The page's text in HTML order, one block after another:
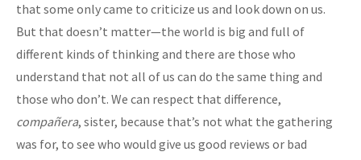
that some only came to criticize us and look down on us.
But that doesn’t matter—the world is big and full of
different kinds of thinking and there are those who
understand that not all of us can do the same thing and
those who don’t. We can respect that difference,
compañera, sister, because that’s not what the gathering
was for, to see who would give us good reviews or bad